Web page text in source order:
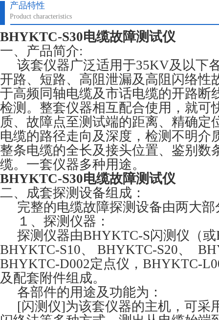
产品特性
Product characteristics
BHYKTC-S30电缆故障测试仪
一、产品简介:
该套仪器广泛适用于35KV及以下
开路、短路、高阻泄漏及高阻闪络性
于高频同轴电缆及市话电缆的开路断
检测。整套仪器相互配合使用，就可
质、故障点至测试端的距离、精确定
电缆的路径走向及深度，检测不明介
整条电缆的全长及接头位置、鉴别数
缆。一套仪器多种用途。
BHYKTC-S30电缆故障测试仪
二、成套探测设备组成：
完整的电缆故障探测设备由两大部
１、探测仪器：
探测仪器由BHYKTC-S闪测仪（或
BHYKTC-S10、 BHYKTC-S20、
BHYKTC-D002定点仪，BHYKTC-
及配套附件组成。
各部件的用途及功能为：
[闪测仪]为该套仪器的主机，可采